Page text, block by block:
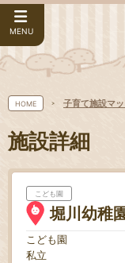
MENU
HOME 子育て施設マ
施設詳細
こども園
堀川幼稚
こども園
私立